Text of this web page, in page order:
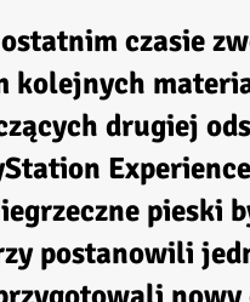
czasie
kolejnych
drugiej
pieski
postanowili